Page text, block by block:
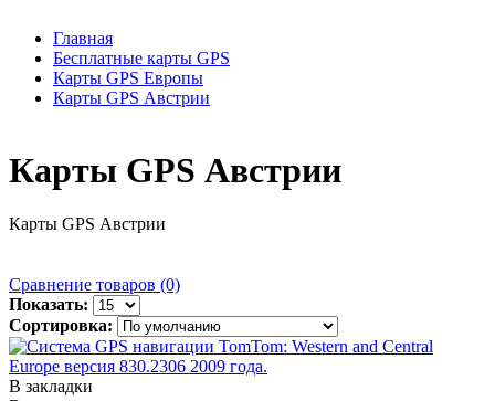
Главная
Бесплатные карты GPS
Карты GPS Европы
Карты GPS Австрии
Карты GPS Австрии
Карты GPS Австрии
Сравнение товаров (0)
Показать:
Сортировка:
В закладки